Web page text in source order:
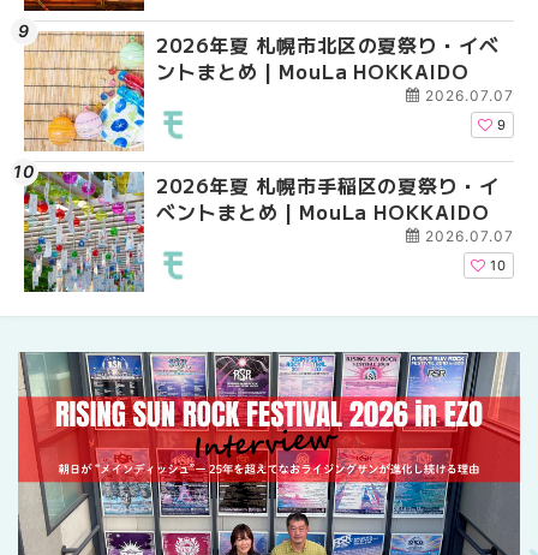
2026年夏 札幌市北区の夏祭り・イベ
ントまとめ | MouLa HOKKAIDO
2026.07.07
9
2026年夏 札幌市手稲区の夏祭り・イ
ベントまとめ | MouLa HOKKAIDO
2026.07.07
10
2026年夏 札幌市中央
ベントまとめ |
2026年夏 恵庭市・千
イベントまとめ |
【新千歳空港】新カー
業。「SUPER
ーパーラウンジアネッ
介！！ | MouLa
2026年夏 札幌市豊平
ベントまとめ |